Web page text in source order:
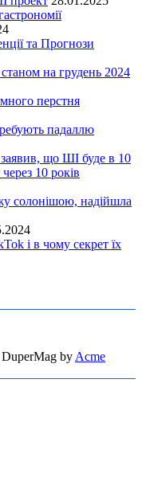
та Прогнози
на грудень 2024
перстня
падаллю
що ШІ буде в 10
10 років
солонішою, надійшла
і в чому секрет їх
by Acme